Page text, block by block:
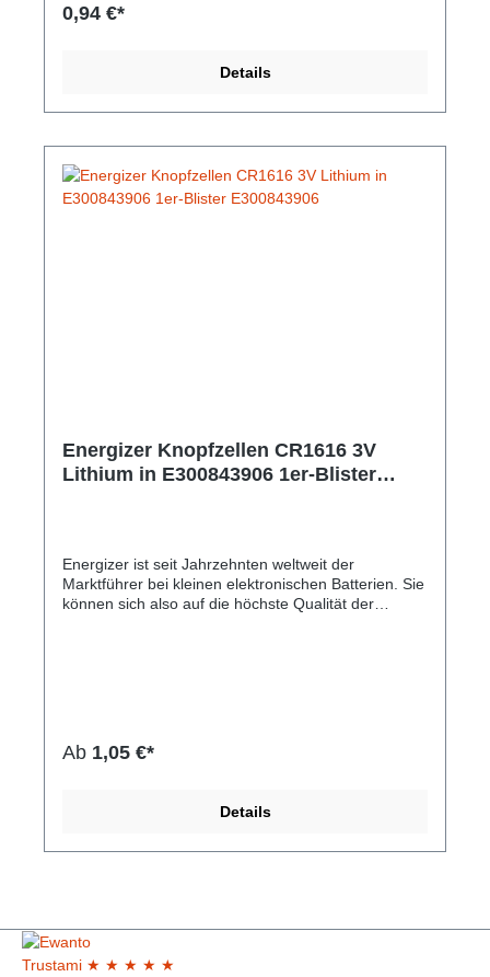
0,94 €*
Details
Energizer Knopfzellen CR1616 3V
Lithium in E300843906 1er-Blister
Energizer ist seit Jahrzehnten weltweit der
Marktführer bei kleinen elektronischen Batterien. Sie
können sich also auf die höchste Qualität der
Kerzen usw. sind zwar praktisch und tragbar,
allerdings stellen sie für kleine Kinder oft ein
bei Kindern bis zu 4 Jahren bei Verschlucken zu
entsprechende Behandlung umfasst oft mehrere
Operationen und kontinuierliche medizinische
Ab 1,05 €*
Details
Trustami ★ ★ ★ ★ ★